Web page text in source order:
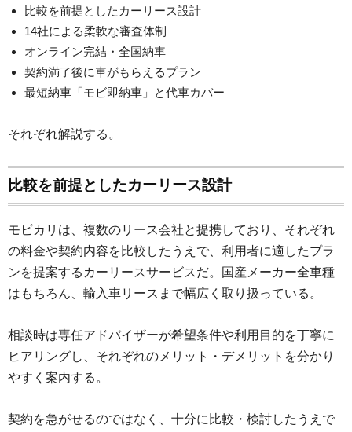
比較を前提としたカーリース設計
14社による柔軟な審査体制
オンライン完結・全国納車
契約満了後に車がもらえるプラン
最短納車「モビ即納車」と代車カバー
それぞれ解説する。
比較を前提としたカーリース設計
モビカリは、複数のリース会社と提携しており、それぞれ
の料金や契約内容を比較したうえで、利用者に適したプラ
ンを提案するカーリースサービスだ。国産メーカー全車種
はもちろん、輸入車リースまで幅広く取り扱っている。
相談時は専任アドバイザーが希望条件や利用目的を丁寧に
ヒアリングし、それぞれのメリット・デメリットを分かり
やすく案内する。
契約を急がせるのではなく、十分に比較・検討したうえで